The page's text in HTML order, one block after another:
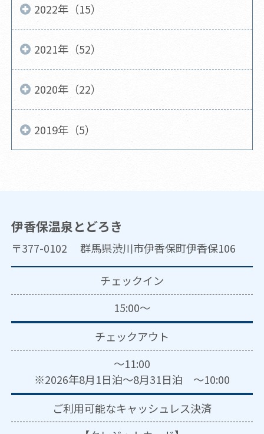
2022年（15）
2021年（52）
2020年（22）
2019年（5）
伊香保温泉とどろき
〒377-0102 群馬県渋川市伊香保町伊香保106
チェックイン
15:00～
チェックアウト
～11:00
※2026年8月1日泊～8月31日泊 ～10:00
ご利用可能なキャッシュレス決済